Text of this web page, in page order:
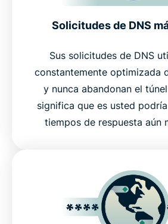
Solicitudes de DNS
Sus solicitudes de DNS
constantemente optimizada
y nunca abandonan el
significa que es usted
tiempos de respuesta aún